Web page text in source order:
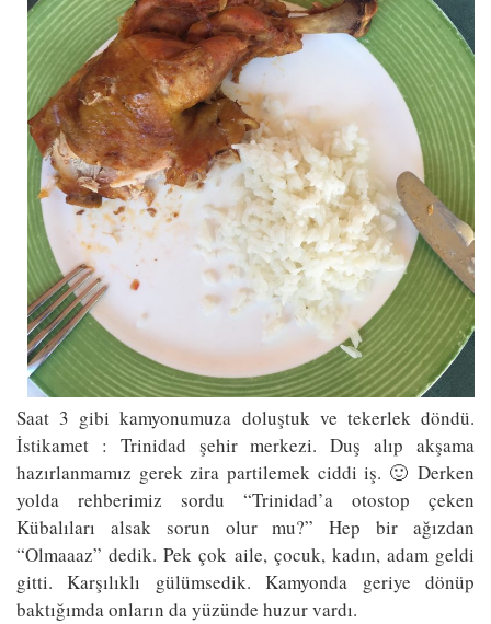
Saat 3 gibi kamyonumuza doluştuk ve tekerlek döndü.
İstikamet : Trinidad şehir merkezi. Duş alıp akşama
hazırlanmamız gerek zira partilemek ciddi iş. 🙂 Derken
yolda rehberimiz sordu “Trinidad’a otostop çeken
Kübalıları alsak sorun olur mu?” Hep bir ağızdan
“Olmaaaz” dedik. Pek çok aile, çocuk, kadın, adam geldi
gitti. Karşılıklı gülümsedik. Kamyonda geriye dönüp
baktığımda onların da yüzünde huzur vardı.